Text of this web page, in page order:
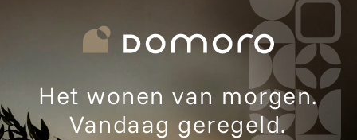
Het wonen van morgen.
Vandaag geregeld.